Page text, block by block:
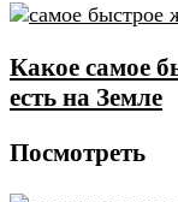
Какое самое
есть на Земле
Посмотреть